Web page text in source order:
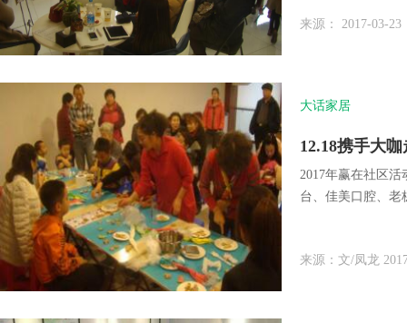
来源： 2017-03-23
大话家居
12.18携手大
2017年赢在社区
台、佳美口腔、老
来源：文/凤龙